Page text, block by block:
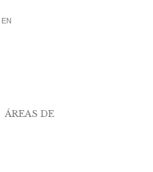
EN
ÁREAS DE